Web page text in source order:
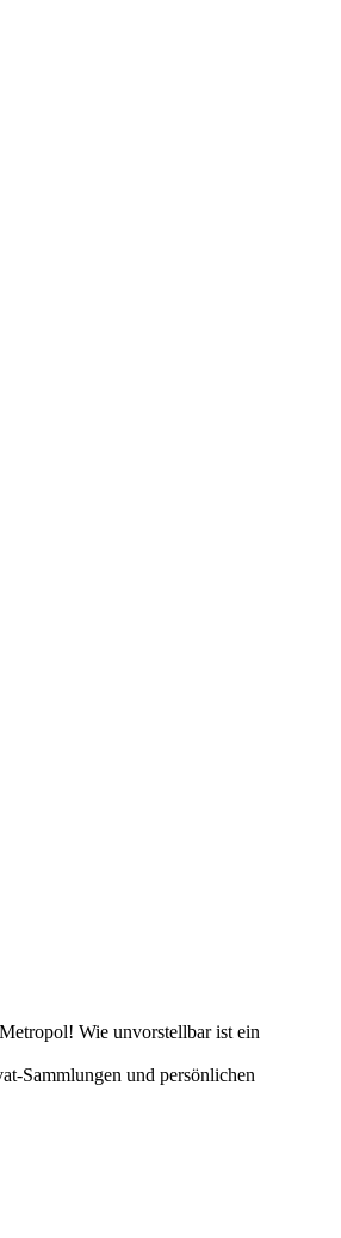
Wie unvorstellbar ist ein
Sammlungen und persönlichen